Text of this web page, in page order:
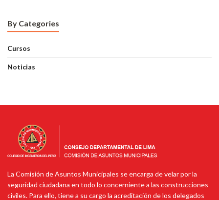
By Categories
Cursos
Noticias
La Comisión de Asuntos Municipales se encarga de velar por la
seguridad ciudadana en todo lo concerniente a las construcciones
civiles. Para ello, tiene a su cargo la acreditación de los delegados